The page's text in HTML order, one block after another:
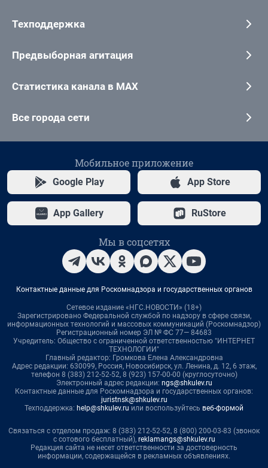
Техподдержка
Предвыборная агитация
Статистика канала в MAX
Все города сети
Мобильное приложение
Google Play App Store
App Gallery RuStore
Мы в соцсетях
Контактные данные для Роскомнадзора и государственных органов
Сетевое издание «НГС.НОВОСТИ» (18+)
Зарегистрировано Федеральной службой по надзору в сфере связи,
информационных технологий и массовых коммуникаций (Роскомнадзор)
Регистрационный номер ЭЛ № ФС 77— 84683
Учредитель: Общество с ограниченной ответственностью "ИНТЕРНЕТ
ТЕХНОЛОГИИ"
Главный редактор: Громкова Елена Александровна
Адрес редакции: 630099, Россия, Новосибирск, ул. Ленина, д. 12, 6 этаж,
телефон 8 (383) 212-52-52, 8 (923) 157-00-00 (круглосуточно)
Электронный адрес редакции: ngs@shkulev.ru
Контактные данные для Роскомнадзора и государственных органов:
juristnsk@shkulev.ru
Техподдержка: help@shkulev.ru или воспользуйтесь веб-формой
Связаться с отделом продаж: 8 (383) 212-52-52, 8 (800) 200-03-83 (звонок
с сотового бесплатный), reklamangs@shkulev.ru
Редакция сайта не несет ответственности за достоверность
информации, содержащейся в рекламных объявлениях.